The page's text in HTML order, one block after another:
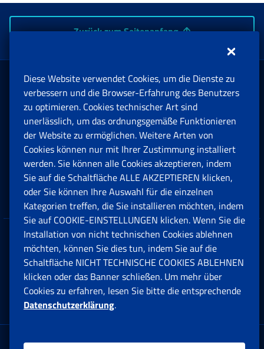
Zurück zum Seitenanfang
Rente und Sozialversicherung
Arbeit
Beihilfen, Subventionen und Entschädigungen
Unternehmen und Freiberufler
Datenschutz
Cookie einstellungen
Multikanal-Contact Center
Diese Website verwendet Cookies, um die Dienste zu
verbessern und die Browser-Erfahrung des Benutzers
zu optimieren. Cookies technischer Art sind
unerlässlich, um das ordnungsgemäße Funktionieren
der Website zu ermöglichen. Weitere Arten von
Cookies können nur mit Ihrer Zustimmung installiert
werden. Sie können alle Cookies akzeptieren, indem
Sie auf die Schaltfläche ALLE AKZEPTIEREN klicken,
oder Sie können Ihre Auswahl für die einzelnen
Kategorien treffen, die Sie installieren möchten, indem
Sie auf COOKIE-EINSTELLUNGEN klicken. Wenn Sie die
Installation von nicht technischen Cookies ablehnen
möchten, können Sie dies tun, indem Sie auf die
Schaltfläche NICHT TECHNISCHE COOKIES ABLEHNEN
klicken oder das Banner schließen. Um mehr über
Cookies zu erfahren, lesen Sie bitte die entsprechende
Datenschutzerklärung.